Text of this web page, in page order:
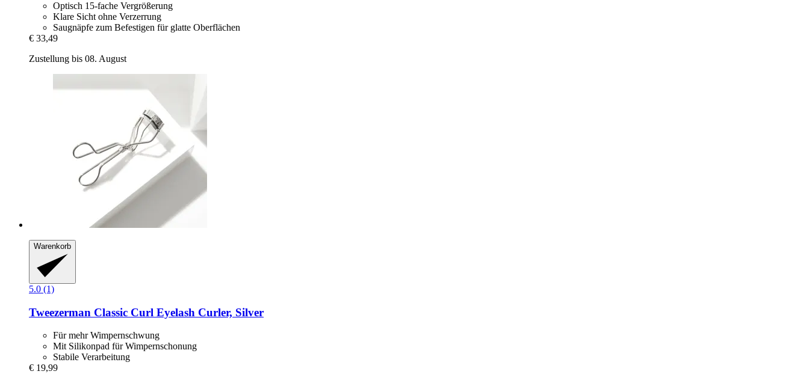
Optisch 15-fache Vergrößerung
Klare Sicht ohne Verzerrung
Saugnäpfe zum Befestigen für glatte Oberflächen
€ 33,49
Zustellung bis 08. August
Warenkorb
5.0 (1)
Tweezerman Classic Curl Eyelash Curler, Silver
Für mehr Wimpernschwung
Mit Silikonpad für Wimpernschonung
Stabile Verarbeitung
€ 19,99